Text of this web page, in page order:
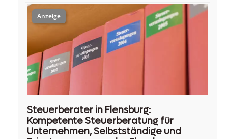
Steuerberater in Flensburg:
Kompetente Steuerberatung für
Unternehmen, Selbstständige und